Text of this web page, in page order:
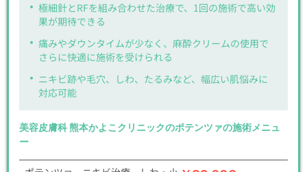
極細針とRFを組み合わせた治療で、1回の施術で高い効
果が期待できる
痛みやダウンタイムが少なく、麻酔クリームの使用で
さらに快適に施術を受けられる
ニキビ跡や毛穴、しわ、たるみなど、幅広い肌悩みに
対応可能
美容皮膚科 熊本かよこクリニックのポテンツァの施術メニュ
ー